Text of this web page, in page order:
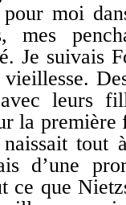
pour moi
mes
Je suivais
leurs
la première
tout
d’une
ce que